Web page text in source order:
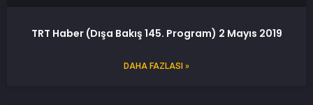
TRT Haber (Dışa Bakış 145. Program) 2 Mayıs 2019
DAHA FAZLASI »